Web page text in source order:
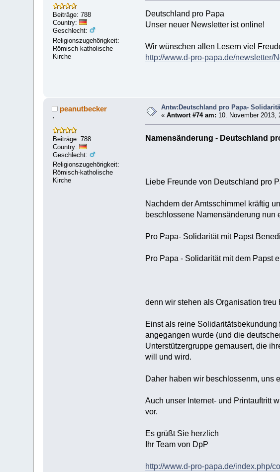
Beiträge: 788
Country:
Geschlecht:
Religionszugehörigkeit:
Römisch-katholische
Kirche
Deutschland pro Papa
Unser neuer Newsletter ist online!
Wir wünschen allen Lesern viel
http://www.d-pro-papa.de/newsletter/
peanutbecker
'
Beiträge: 788
Country:
Geschlecht:
Religionszugehörigkeit:
Römisch-katholische
Kirche
Antw:Deutschland pro Papa-
«Antwort #74 am: 10. November 2013,
Namensänderung - Deutschland
Liebe Freunde von Deutschland pro
Nachdem der Amtsschimmel kräftig
beschlossene Namensänderung nun
Pro Papa- Solidarität mit Papst
Pro Papa - Solidarität mit dem Papst
denn wir stehen als Organisation
Einst als reine
angegangen wurde (und die
Unterstützergruppe gemausert, die
will und wird.
Daher haben wir beschlossenm, uns
Auch unser Internet- und Printauftritt
vor.
Es grüßt Sie herzlich
Ihr Team von DpP
http://www.d-pro-papa.de/index.php/